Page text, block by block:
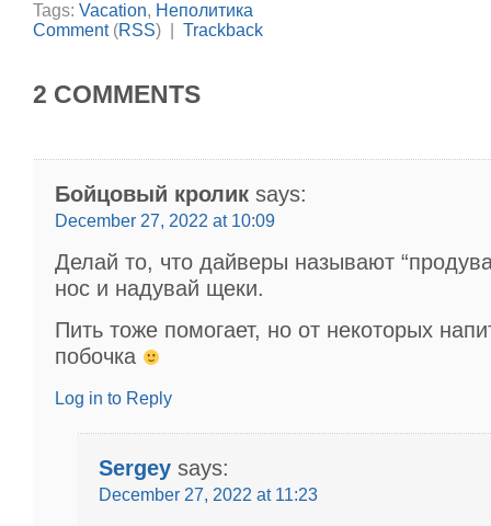
Tags: Vacation, Неполитика
Comment(RSS) | Trackback
2 COMMENTS
Бойцовый кролик says:
December 27, 2022 at 10:09
Делай то, что дайверы называют
нос и надувай щеки.
Пить тоже помогает, но от некоторых
побочка
Log in to Reply
Sergey says:
December 27, 2022 at 11:23